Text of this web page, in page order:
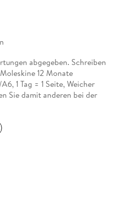
abgegeben. Schreiben
12 Monate
1 Tag = 1 Seite, Weicher
Sie damit anderen bei der